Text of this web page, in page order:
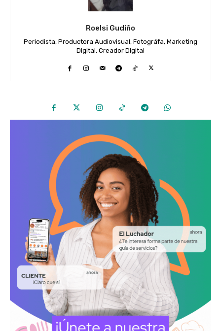
Roelsi Gudiño
Periodista, Productora Audiovisual, Fotográfa, Marketing
Digital, Creador Digital